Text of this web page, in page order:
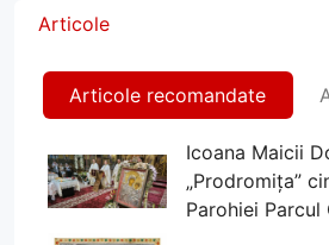
Articole
Articole recomandate
Icoana Maicii
„Prodromița”
Parohiei Parcul